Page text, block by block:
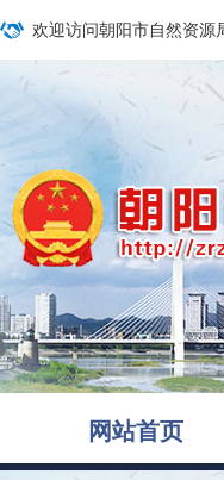
欢迎访问朝阳市自然资源
网站首页